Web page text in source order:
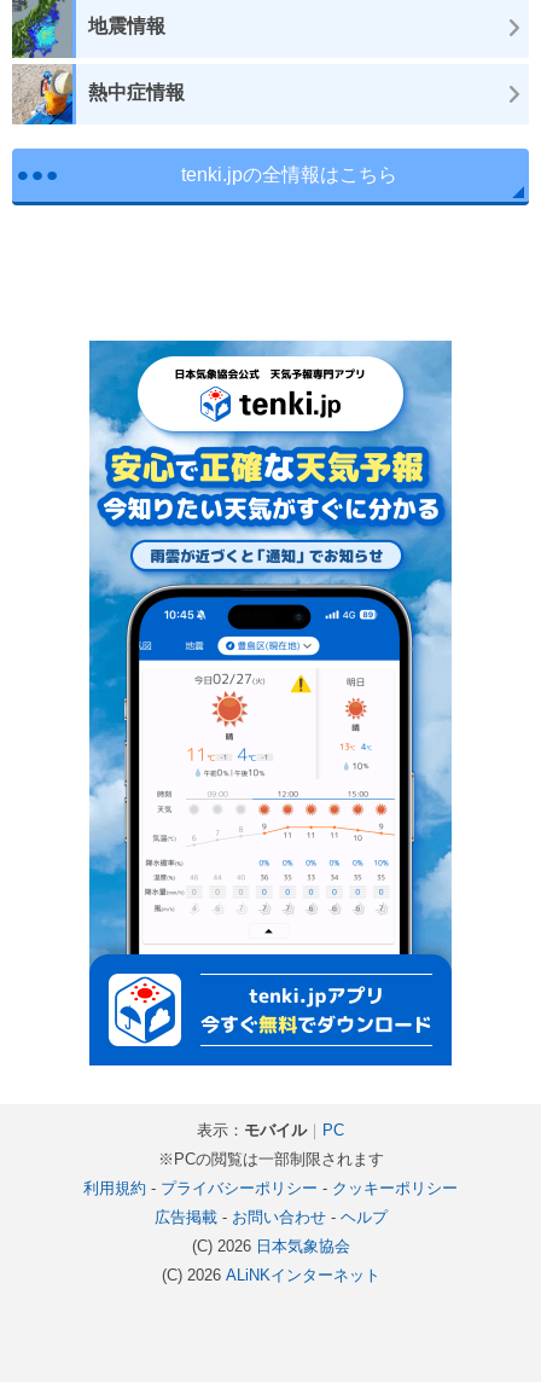
地震情報
熱中症情報
tenki.jpの全情報はこちら
表示： モバイル｜
PC
※PCの閲覧は一部制限されます
利用規約 - プライバシーポリシー - クッキーポリシー
広告掲載- お問い合わせ- ヘルプ
(C) 2026 日本気象協会
(C) 2026 ALiNKインターネット